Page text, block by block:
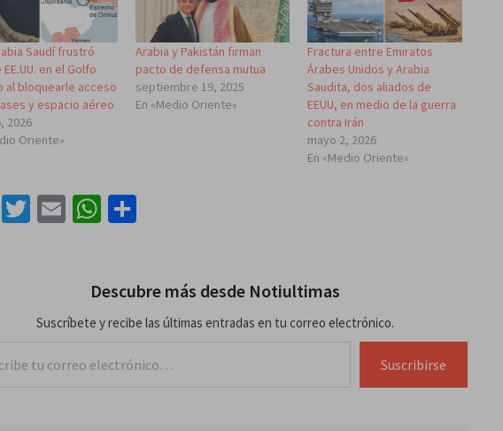
Saudí frustró
en el Golfo
al bloquearle acceso
y espacio aéreo
2026
Oriente»
Arabia y Pakistán firman
pacto de defensa mutua
septiembre 19, 2025
En «Medio Oriente»
Fractura entre Emiratos
Árabes Unidos y Arabia
Saudita, dos aliados de
EEUU, en medio de la guerra
contra Irán
mayo 2, 2026
En «Medio Oriente»
Facebook
Twitter
EmailWhatsApp
Descubre más desde Notiultimas
Suscríbete y recibe las últimas entradas en tu correo electrónico.
Suscribirse